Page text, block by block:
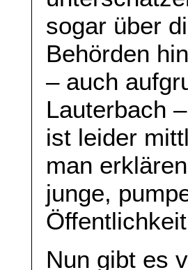
sogar über
Behörden
– auch
Lauterbach
ist leider
man
junge,
Nun gibt es